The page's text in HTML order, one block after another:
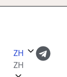
ZH
ZH